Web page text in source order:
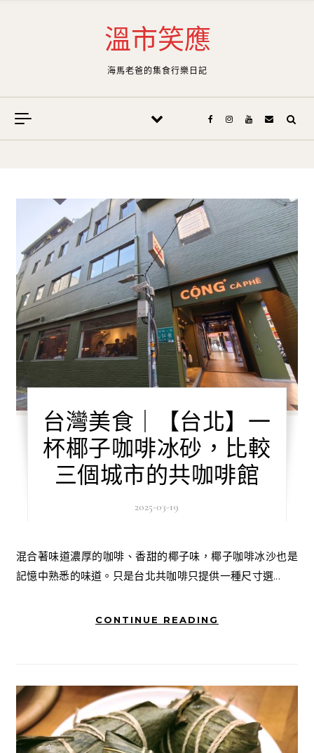
溫市笑應
海馬老爸的集食行樂日記
台灣美食｜【台北】一
杯椰子咖啡冰砂，比較
三個城市的共咖啡館
2025-03-19
混合著味道濃厚的咖啡、香甜的椰子味，椰子咖啡冰沙也是
記憶中熟悉的味道。只是台北共咖啡只提供一種尺寸選...
CONTINUE READING